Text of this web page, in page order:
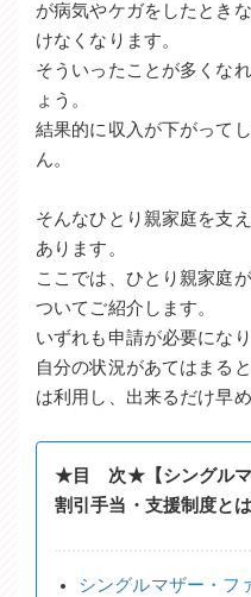
が病気やケガをしたとき
けなくなります。
そういったことが多くな
ょう。
結果的に収入が下がって
ん。
そんなひとり親家庭を支
あります。
ここでは、ひとり親家庭
ついてご紹介します。
いずれも申請が必要になり
自分の状況があてはまる
は利用し、出来るだけ早
★目 次★【シングルマ
割引手当・支援制度とは
シングルマザー・フ